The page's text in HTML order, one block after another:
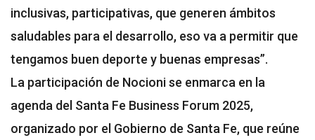
inclusivas, participativas, que generen ámbitos
saludables para el desarrollo, eso va a permitir que
tengamos buen deporte y buenas empresas”.
La participación de Nocioni se enmarca en la
agenda del Santa Fe Business Forum 2025,
organizado por el Gobierno de Santa Fe, que reúne